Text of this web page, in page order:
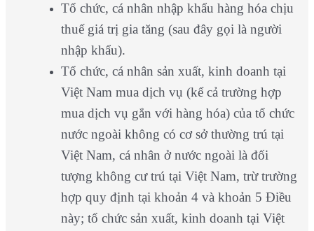
Tổ chức, cá nhân nhập khẩu hàng hóa chịu
thuế giá trị gia tăng (sau đây gọi là người
nhập khẩu).
Tổ chức, cá nhân sản xuất, kinh doanh tại
Việt Nam mua dịch vụ (kể cả trường hợp
mua dịch vụ gắn với hàng hóa) của tổ chức
nước ngoài không có cơ sở thường trú tại
Việt Nam, cá nhân ở nước ngoài là đối
tượng không cư trú tại Việt Nam, trừ trường
hợp quy định tại khoản 4 và khoản 5 Điều
này; tổ chức sản xuất, kinh doanh tại Việt